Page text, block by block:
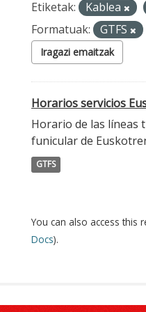
Etiketak: Kablea
Formatuak:
GTFS
Iragazi emaitzak
Horarios servicios
Horario de las líneas
funicular de
GTFS
You can also access this
Docs).